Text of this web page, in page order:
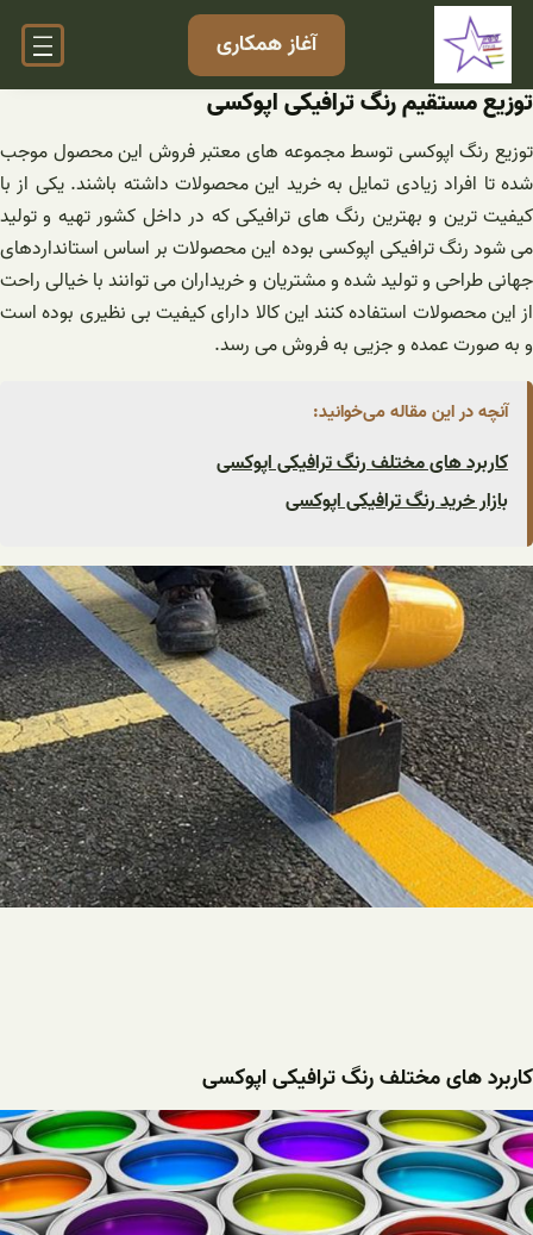
رفتن
محتوا
آغاز همکاری
توزیع مستقیم رنگ ترافیکی اپوکسی
توزیع رنگ اپوکسی توسط مجموعه های معتبر فروش این محصول موجب
شده تا افراد زیادی تمایل به خرید این محصولات داشته باشند. یکی از با
کیفیت ترین و بهترین رنگ های ترافیکی که در داخل کشور تهیه و تولید
می‌ شود رنگ ترافیکی اپوکسی بوده این محصولات بر اساس استانداردهای
جهانی طراحی و تولید شده و مشتریان و خریداران می توانند با خیالی راحت
از این محصولات استفاده کنند این کالا دارای کیفیت بی نظیری بوده است
و به صورت عمده و جزیی به فروش می رسد.
آنچه در این مقاله می‌خوانید:
کاربرد های مختلف رنگ ترافیکی اپوکسی
بازار خرید رنگ ترافیکی اپوکسی
کاربرد های مختلف رنگ ترافیکی اپوکسی